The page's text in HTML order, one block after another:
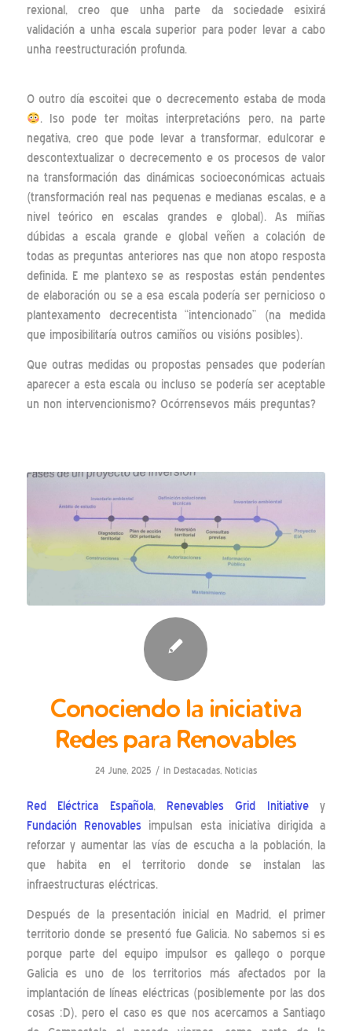
rexional, creo que unha parte da sociedade esixirá
validación a unha escala superior para poder levar a cabo
unha reestructuración profunda.
O outro día escoitei que o decrecemento estaba de moda
. Iso pode ter moitas interpretacións pero, na parte
negativa, creo que pode levar a transformar, edulcorar e
descontextualizar o decrecemento e os procesos de valor
na transformación das dinámicas socioeconómicas actuais
(transformación real nas pequenas e medianas escalas, e a
nivel teórico en escalas grandes e global). As miñas
dúbidas a escala grande e global veñen a colación de
todas as preguntas anteriores nas que non atopo resposta
definida. E me plantexo se as respostas están pendentes
de elaboración ou se a esa escala podería ser pernicioso o
plantexamento decrecentista “intencionado” (na medida
que imposibilitaría outros camiños ou visións posibles).
Que outras medidas ou propostas pensades que poderían
aparecer a esta escala ou incluso se podería ser aceptable
un non intervencionismo? Ocórrensevos máis preguntas?
Conociendo la iniciativa
Redes para Renovables
24 June, 2025 / in Destacadas, Noticias
Red Eléctrica Española, Renevables Grid Initiativey
Fundación Renovablesimpulsan esta iniciativa dirigida a
reforzar y aumentar las vías de escucha a la población, la
que habita en el territorio donde se instalan las
infraestructuras eléctricas.
Después de la presentación inicial en Madrid, el primer
territorio donde se presentó fue Galicia. No sabemos si es
porque parte del equipo impulsor es gallego o porque
Galicia es uno de los territorios más afectados por la
implantación de líneas eléctricas (posiblemente por las dos
cosas :D), pero el caso es que nos acercamos a Santiago